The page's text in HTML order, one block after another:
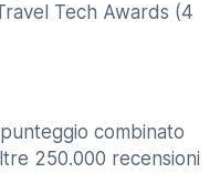
Tech Awards (4
combinato
250.000 recensioni